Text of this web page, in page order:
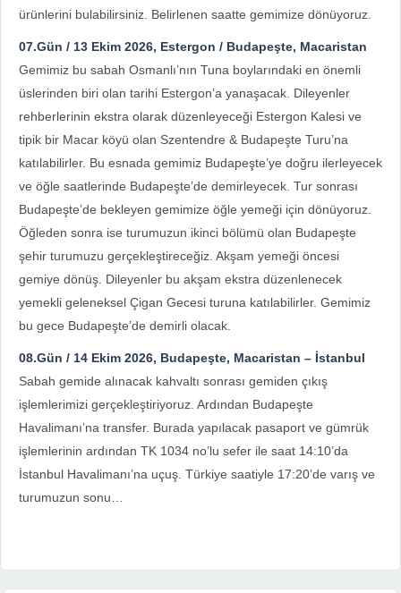
ürünlerini bulabilirsiniz. Belirlenen saatte gemimize dönüyoruz.
07.Gün / 13 Ekim 2026, Estergon / Budapeşte, Macaristan
Gemimiz bu sabah Osmanlı’nın Tuna boylarındaki en önemli
üslerinden biri olan tarihi Estergon’a yanaşacak. Dileyenler
rehberlerinin ekstra olarak düzenleyeceği Estergon Kalesi ve
tipik bir Macar köyü olan Szentendre & Budapeşte Turu’na
katılabilirler. Bu esnada gemimiz Budapeşte’ye doğru ilerleyecek
ve öğle saatlerinde Budapeşte’de demirleyecek. Tur sonrası
Budapeşte’de bekleyen gemimize öğle yemeği için dönüyoruz.
Öğleden sonra ise turumuzun ikinci bölümü olan Budapeşte
şehir turumuzu gerçekleştireceğiz. Akşam yemeği öncesi
gemiye dönüş. Dileyenler bu akşam ekstra düzenlenecek
yemekli geleneksel Çigan Gecesi turuna katılabilirler. Gemimiz
bu gece Budapeşte’de demirli olacak.
08.Gün / 14 Ekim 2026, Budapeşte, Macaristan – İstanbul
Sabah gemide alınacak kahvaltı sonrası gemiden çıkış
işlemlerimizi gerçekleştiriyoruz. Ardından Budapeşte
Havalimanı’na transfer. Burada yapılacak pasaport ve gümrük
işlemlerinin ardından TK 1034 no’lu sefer ile saat 14:10’da
İstanbul Havalimanı’na uçuş. Türkiye saatiyle 17:20’de varış ve
turumuzun sonu…